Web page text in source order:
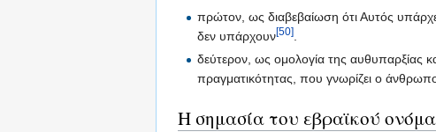
πρώτον, ως διαβεβαίωση ότι Αυτός
δεν υπάρχουν[50].
δεύτερον, ως ομολογία της αυθυπαρξίας
πραγματικότητας, που γνωρίζει ο
Η σημασία του εβραϊκού